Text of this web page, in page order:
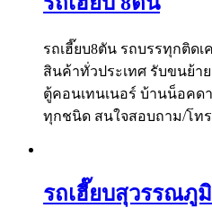
รถเฮี๊ยบ8ตัน รถบรรทุกติด
สินค้าทั่วประเทศ รับขนย้า
ตู้คอนเทนเนอร์ บ้านน็อคด
ทุกชนิด สนใจสอบถาม/โทร
รถเฮี๊ยบสุวรรณภูมิ